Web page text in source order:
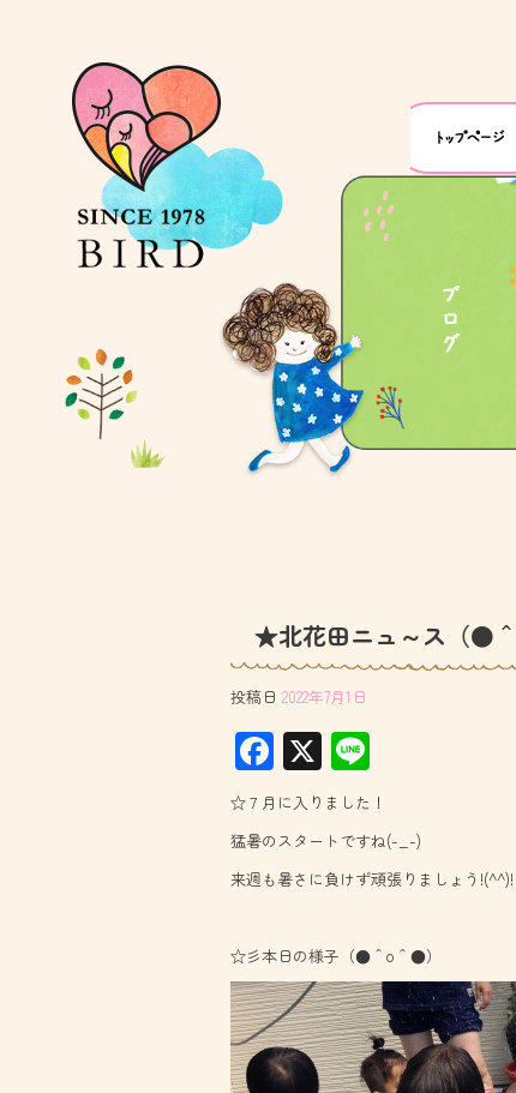
★北花田ニュ～ス（●
投稿日 2022年7月1日
F
ac
e
b
o
ok
X
ne
☆７月に入りました！
猛暑のスタートですね(-_-)
来週も暑さに負けず頑張りましょう!(^^)!
☆彡本日の様子（●＾o＾●）